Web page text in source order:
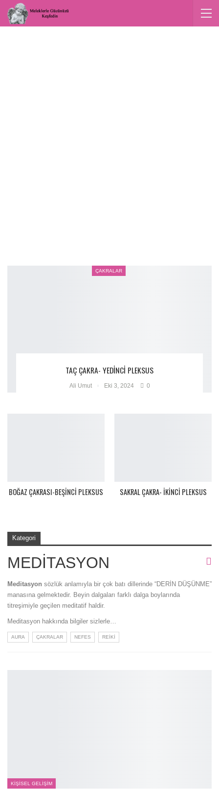
ÇAKRALAR
TAÇ ÇAKRA- YEDINCI PLEKSUS
Ali Umut Eki 3, 2024 0
BOĞAZ ÇAKRASI-BEŞINCI PLEKSUS SAKRAL ÇAKRA- İKINCI PLEKSUS
Kategori
MEDITASYON
Meditasyon sözlük anlamıyla bir çok batı dillerinde “DERİN DÜŞÜNME”
manasına gelmektedir. Beyin dalgaları farklı dalga boylarında
titreşimiyle geçilen meditatif haldir.
Meditasyon hakkında bilgiler sizlerle…
AURA ÇAKRALAR NEFES REIKI
KIŞISEL GELIŞIM